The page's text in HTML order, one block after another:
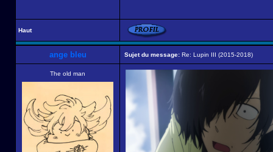
Haut
ange bleu Sujet du message: Re: Lupin III (2015-2018)
The old man